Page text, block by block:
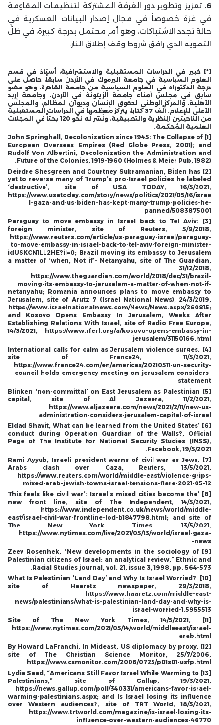
6. تعزيز وتطوير دور الغرفة المشتركة لتنظيمات المقاومة
في غزة خصوصاً في مجال إصدار البيانات العسكرية في
حالة تجدد الاشتباكات، وهو أمر محتمل بدرجة كبيرة، في ظلّ
التمويه الذي رافق شروط وقف إطلاق النار.
[*] خبير في الدراسات المستقبلية والاستشرافية، أستاذ في قسم
العلوم السياسية في جامعة اليرموك في الأردن سابقاً، حاصل على
درجة الدكتوراه في العلوم السياسية من جامعة القاهرة، وهو عضو
سابق في مجلس أمناء جامعة الزيتونة في الأردن، وجامعة إربد
الأهلية، والمركز الوطني لحقوق الإنسان وديوان المظالم، والمجلس
الأعلى للإعلام. ألَّف 37 كتاباً، يتركز معظمها في الدراسات المستقبلية
من الناحيتين النظرية والتطبيقية، ونُشر له نحو 120 بحثاً في المجلات
العلمية المُحكّمة.
[1] John Springhall, Decolonization since 1945: The Collapse of
European Overseas Empires (Red Globe Press, 2001); and
Rudolf Von Albertini, Decolonization the Administration and
Future of the Colonies, 1919-1960 (Holmes & Meier Pub, 1982).
[2] Deirdre Shesgreen and Courtney Subramanian, Biden has
yet to reverse many of Trump’s pro-Israel policies he labeled
‘destructive’, site of USA TODAY, 16/5/2021,
https://www.usatoday.com/story/news/politics/2021/05/16/israe
l-gaza-and-us-biden-has-kept-many-trump-policies-he-
panned/5083875001
[3] Paraguay to move embassy in Israel back to Tel Aviv:
foreign minister, site of Reuters, 5/9/2018,
https://www.reuters.com/article/us-paraguay-israel/paraguay-
to-move-embassy-in-israel-back-to-tel-aviv-foreign-minister-
idUSKCN1LL2HE?il=0; Brazil moving its embassy to Jerusalem
a matter of ‘when, Not if’- Netanyahu, site of The Guardian,
31/12/2018,
https://www.theguardian.com/world/2018/dec/31/brazil-
moving-its-embassy-to-jerusalem-a-matter-of-when-not-if-
netanyahu; Romania announces plans to move embassy to
Jerusalem, site of Arutz 7 (Israel National News), 24/3/2019,
https://www.israelnationalnews.com/News/News.aspx/260815;
and Kosovo Opens Embassy In Jerusalem, Weeks After
Establishing Relations With Israel, site of Radio Free Europe,
14/3/2021, https://www.rferl.org/a/kosovo-opens-embassy-in-
jerusalem/31150166.html
[4] International calls for calm as Jerusalem violence surges,
site of France24, 11/5/2021,
https://www.france24.com/en/americas/20210511-un-security-
council-holds-emergency-meeting-on-jerusalem-considers-
statement
[5] Blinken ‘non-committal’ on East Jerusalem as Palestinian
capital, site of Al Jazeera, 11/2/2021,
https://www.aljazeera.com/news/2021/2/11/new-us-
administration-considers-jerusalem-capital-of-israel
[6] Eldad Shavit, What can be learned from the United States’
conduct during Operation Guardian of the Walls?, Official
Page of The Institute for National Security Studies (INSS),
Facebook, 19/5/2021.
[7] Rami Ayyub, Israeli president warns of civil war as Jews,
Arabs clash over Gaza, Reuters, 13/5/2021,
https://www.reuters.com/world/middle-east/violence-grips-
mixed-arab-jewish-towns-israel-tensions-flare-2021-05-12
[8] ‘This feels like civil war’: Israel’s mixed cities become the
new front line, site of The Independent, 14/5/2021,
https://www.independent.co.uk/news/world/middle-
east/israel-civil-war-frontline-lod-b1847798.html; and site of
The New York Times, 13/5/2021,
https://www.nytimes.com/live/2021/05/13/world/israel-gaza-
news-
[9] Zeev Rosenhek, “New developments in the sociology of
Palestinian citizens of Israel: an analytical review,” Ethnic and
Racial Studies journal, vol. 21, issue 3, 1998, pp. 564-573.
[10] What Is Palestinian ‘Land Day’ and Why Is Israel Worried?,
site of Haaretz newspaper, 29/3/2018,
https://www.haaretz.com/middle-east-
news/palestinians/what-is-palestinian-land-day-and-why-is-
israel-worried-1.5955513
[11] Site of The New York Times, 14/5/2021,
https://www.nytimes.com/2021/05/14/world/middleeast/israel-
arab.html
[12] By Howard LaFranchi, In Mideast, US diplomacy by proxy,
site of The Christian Science Monitor, 25/7/2006,
https://www.csmonitor.com/2006/0725/p01s01-usfp.html
[13] Lydia Saad, “Americans Still Favor Israel While Warming to
Palestinians,” site of Gallup, 19/3/2021,
https://news.gallup.com/poll/340331/americans-favor-israel-
warming-palestinians.aspx; and Is Israel losing its influence
over Western audiences?, site of TRT World, 18/5/2021,
https://www.trtworld.com/magazine/is-israel-losing-its-
influence-over-western-audiences-46770